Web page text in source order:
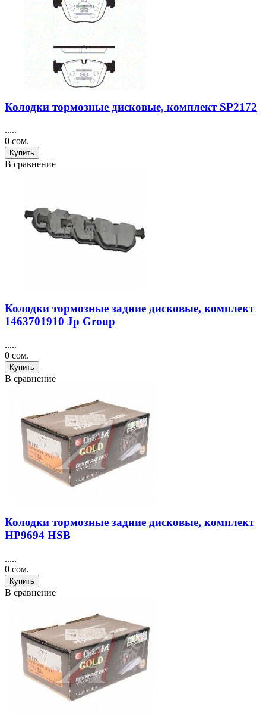
Колодки тормозные дисковые, комплект SP2172
.....
0 сом.
Купить
В сравнение
Колодки тормозные задние дисковые, комплект
1463701910 Jp Group
.....
0 сом.
Купить
В сравнение
Колодки тормозные задние дисковые, комплект
HP9694 HSB
.....
0 сом.
Купить
В сравнение